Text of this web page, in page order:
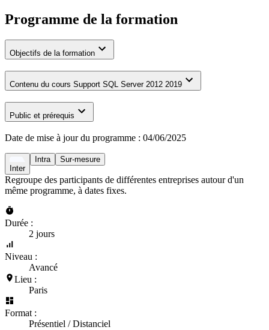
Programme de la formation
Objectifs de la formation
Contenu du cours Support SQL Server 2012 2019
Public et prérequis
Date de mise à jour du programme : 04/06/2025
Inter
Intra Sur-mesure
Regroupe des participants de différentes entreprises autour d'un
même programme, à dates fixes.
Durée :
2 jours
Niveau :
Avancé
Lieu :
Paris
Format :
Présentiel / Distanciel